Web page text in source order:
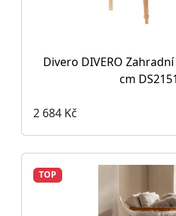
Divero DIVERO
cm
2 684 Kč
TOP